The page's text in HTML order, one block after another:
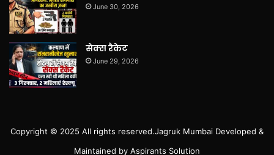
June 30, 2026
सेक्स रैकेट
June 29, 2026
Copyright © 2025 All rights reserved.Jagruk Mumbai Developed &
Maintained by Aspirants Solution